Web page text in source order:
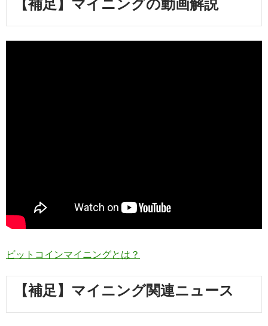
【補足】マイニングの動画解説
ビットコインマイニングとは？
【補足】マイニング関連ニュース